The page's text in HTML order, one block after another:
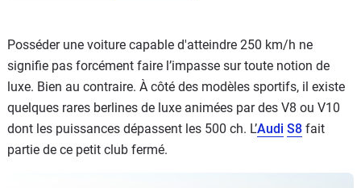
Posséder une voiture capable d'atteindre 250 km/h ne
signifie pas forcément faire l’impasse sur toute notion de
luxe. Bien au contraire. À côté des modèles sportifs, il existe
quelques rares berlines de luxe animées par des V8 ou V10
dont les puissances dépassent les 500 ch. L’Audi S8 fait
partie de ce petit club fermé.